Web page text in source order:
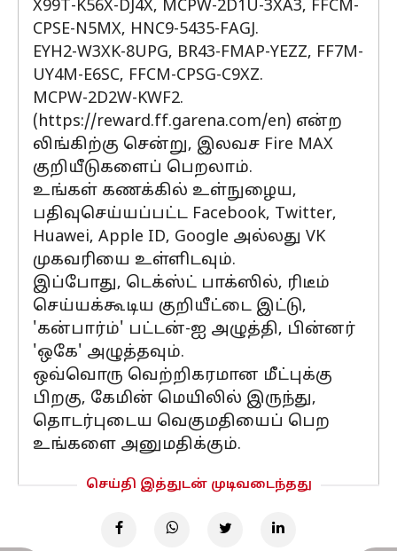
X99T-K56X-DJ4X, MCPW-2D1U-3XA3, FFCM-
CPSE-N5MX, HNC9-5435-FAGJ.
EYH2-W3XK-8UPG, BR43-FMAP-YEZZ, FF7M-
UY4M-E6SC, FFCM-CPSG-C9XZ.
MCPW-2D2W-KWF2.
(https://reward.ff.garena.com/en) என்ற
லிங்கிற்கு சென்று, இலவச Fire MAX
குறியீடுகளைப் பெறலாம்.
உங்கள் கணக்கில் உள்நுழைய,
பதிவுசெய்யப்பட்ட Facebook, Twitter,
Huawei, Apple ID, Google அல்லது VK
முகவரியை உள்ளிடவும்.
இப்போது, டெக்ஸ்ட் பாக்ஸில், ரிடீம்
செய்யக்கூடிய குறியீட்டை இட்டு,
'கன்பார்ம்' பட்டன்-ஐ அழுத்தி, பின்னர்
'ஒகே' அழுத்தவும்.
ஒவ்வொரு வெற்றிகரமான மீட்புக்கு
பிறகு, கேமின் மெயிலில் இருந்து,
தொடர்புடைய வெகுமதியைப் பெற
உங்களை அனுமதிக்கும்.
செய்தி இத்துடன் முடிவடைந்தது